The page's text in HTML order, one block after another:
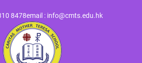
8478email : info@cmts.edu.hk